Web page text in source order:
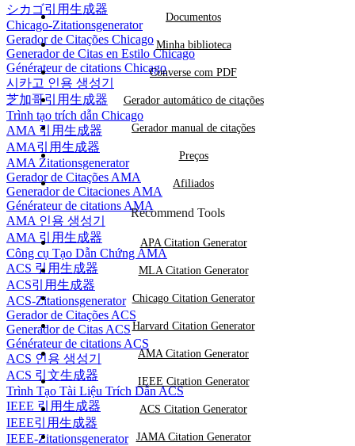
シカゴ引用生成器
Chicago-Zitationsgenerator
Gerador de Citações Chicago
Generador de Citas en Estilo Chicago
Générateur de citations Chicago
시카고 인용 생성기
芝加哥引用生成器
Trình tạo trích dẫn Chicago
AMA 引用生成器
AMA引用生成器
AMA Zitationsgenerator
Gerador de Citações AMA
Generador de Citaciones AMA
Générateur de citations AMA
AMA 인용 생성기
AMA 引用生成器
Công cụ Tạo Dẫn Chứng AMA
ACS 引用生成器
ACS引用生成器
ACS-Zitationsgenerator
Gerador de Citações ACS
Generador de Citas ACS
Générateur de citations ACS
ACS 인용 생성기
ACS 引文生成器
Trình Tạo Tài Liệu Trích Dẫn ACS
IEEE 引用生成器
IEEE引用生成器
IEEE-Zitationsgenerator
Documentos
Minha biblioteca
Converse com PDF
Gerador automático de citações
Gerador manual de citações
Preços
Afiliados
Recommend Tools
APA Citation Generator
MLA Citation Generator
Chicago Citation Generator
Harvard Citation Generator
AMA Citation Generator
IEEE Citation Generator
ACS Citation Generator
JAMA Citation Generator